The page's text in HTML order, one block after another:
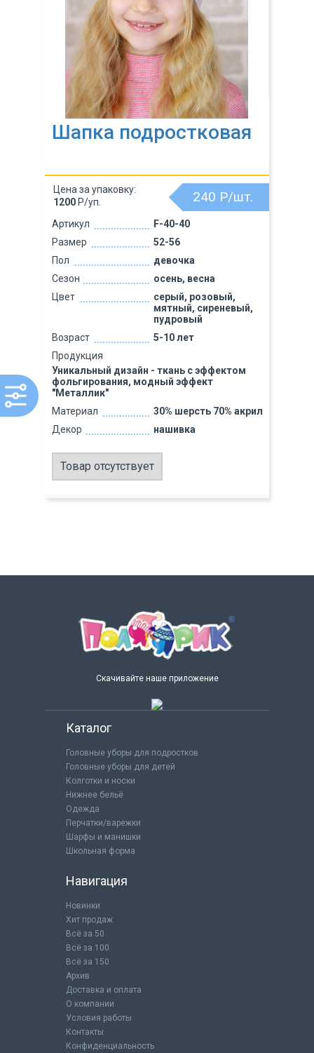
Шапка подростковая
Артикул
F-40-40
Размер
52-56
Пол
девочка
Сезон
осень, весна
Цвет
серый, розовый,
мятный, сиреневый,
пудровый
Возраст
5-10 лет
Продукция
Уникальный дизайн - ткань с эффектом
фольгирования, модный эффект
"Металлик"
Материал
30% шерсть 70% акрил
Декор
нашивка
240 Р/шт.
Цена за упаковку:
1200 Р/уп.
Товар отсутствует
Скачивайте наше приложение
Каталог
Головные уборы для подростков
Головные уборы для детей
Колготки и носки
Нижнее бельё
Одежда
Перчатки/варежки
Шарфы и манишки
Школьная форма
Навигация
Новинки
Хит продаж
Всё за 50
Всё за 100
Всё за 150
Архив
Доставка и оплата
О компании
Условия работы
Контакты
Конфиденциальность